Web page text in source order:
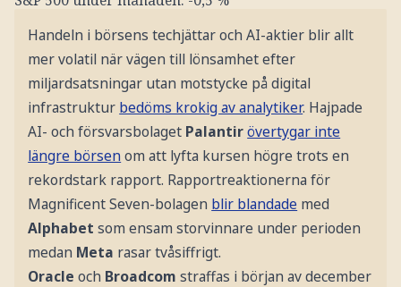
Handeln i börsens techjättar och AI-aktier blir allt
mer volatil när vägen till lönsamhet efter
miljardsatsningar utan motstycke på digital
infrastruktur bedöms krokig av analytiker. Hajpade
AI- och försvarsbolaget Palantirövertygar inte
längre börsenom att lyfta kursen högre trots en
rekordstark rapport. Rapportreaktionerna för
Magnificent Seven-bolagen blir blandade med
Alphabetsom ensam storvinnare under perioden
medan Meta rasar tvåsiffrigt.
Oracle och Broadcomstraffas i början av december